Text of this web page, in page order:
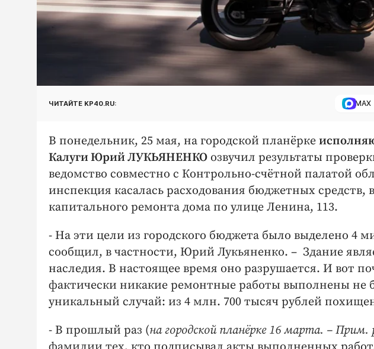
ЧИТАЙТЕ KP40.RU: MAX
В понедельник, 25 мая, на городской планёрке
Калуги Юрий ЛУКЬЯНЕНКО озвучил результаты
ведомство совместно с Контрольно-счётной палатой
инспекция касалась расходования бюджетных
капитального ремонта дома по улице Ленина, 113.
- На эти цели из городского бюджета было выделено 4
сообщил, в частности, Юрий Лукьяненко. – Здание
наследия. В настоящее время оно разрушается. И вот
фактически никакие ремонтные работы выполнены не
уникальный случай: из 4 млн. 700 тысяч рублей
- В прошлый раз (на городской планёрке 16 марта. – Прим.